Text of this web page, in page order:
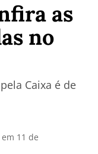
as
no
Caixa é de
11 de